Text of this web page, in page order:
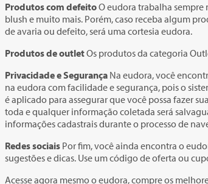
Produtos com defeitoO eudora trabalha
blush e muito mais. Porém, caso receba algum
de avaria ou defeito, será uma cortesia eudora.
Produtos de outletOs produtos da categoria
Privacidade e Segurança Na eudora, você
na eudora com facilidade e segurança, pois o
é aplicado para assegurar que você possa fazer
toda e qualquer informação coletada será
informações cadastrais durante o processo de
Redes sociais Por fim, você ainda encontra o
sugestões e dicas. Use um código de oferta ou
Acesse agora mesmo o eudora, compre os